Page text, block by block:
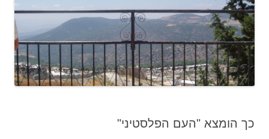
כך הומצא "העם הפלסטיני"